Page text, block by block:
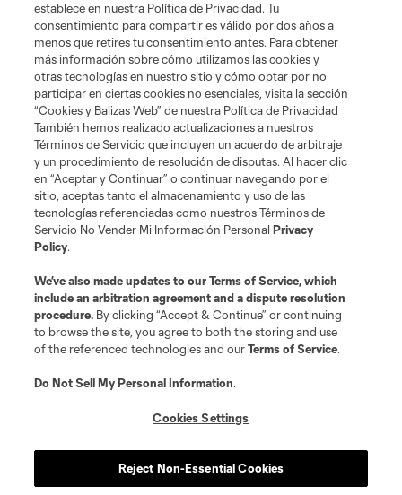
Terminos de servicio
Politica de privacidad
Do Not Sell or Share My Personal Information
Cookies Settings
©2026 MLS. The Major League Soccer and MLS name and shield are
registered trademarks of Major League Soccer, L.L.C. (“MLS”). The names
and logos of MLS teams are registered and/or common law trademarks of
MLS or are used with the permission of their owners. Any unauthorized use
is forbidden.
establece en nuestra Política de Privacidad. Tu
consentimiento para compartir es válido por dos años a
menos que retires tu consentimiento antes. Para obtener
más información sobre cómo utilizamos las cookies y
otras tecnologías en nuestro sitio y cómo optar por no
participar en ciertas cookies no esenciales, visita la sección
“Cookies y Balizas Web” de nuestra Política de Privacidad
También hemos realizado actualizaciones a nuestros
Términos de Servicio que incluyen un acuerdo de arbitraje
y un procedimiento de resolución de disputas. Al hacer clic
en “Aceptar y Continuar” o continuar navegando por el
sitio, aceptas tanto el almacenamiento y uso de las
tecnologías referenciadas como nuestros Términos de
Servicio No Vender Mi Información PersonalPrivacy
Policy.
We’ve also made updates to ourTerms of Service, which
include an arbitration agreement and a dispute resolution
procedure. By clicking “Accept & Continue” or continuing
to browse the site, you agree to both the storing and use
of the referenced technologies and ourTerms of Service.
Do Not Sell My Personal Information.
Cookies Settings
Reject Non-Essential Cookies